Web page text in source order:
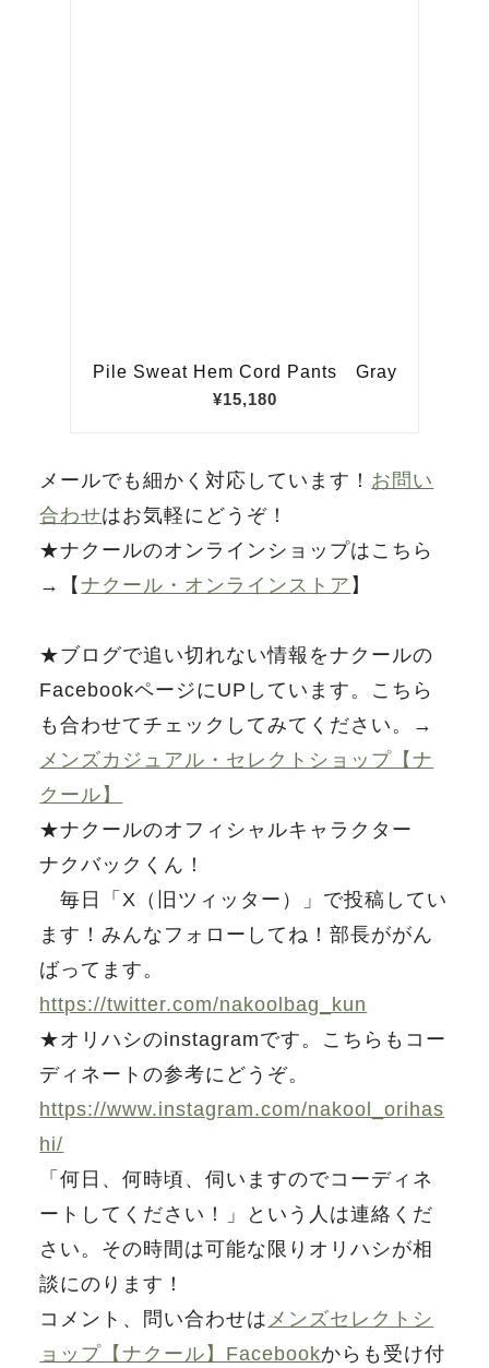
メールでも細かく対応しています！ お問い
合わせはお気軽にどうぞ！
★ナクールのオンラインショップはこちら
→【ナクール・オンラインストア 】
★ブログで追い切れない情報をナクールの
FacebookページにUPしています。こちら
も合わせてチェックしてみてください。→
メンズカジュアル・セレクトショップ【ナ
クール】
★ナクールのオフィシャルキャラクター
ナクバックくん！
毎日「X（旧ツィッター）」で投稿してい
ます！みんなフォローしてね！部長ががん
ばってます。
https://twitter.com/nakoolbag_kun
★オリハシのinstagramです。こちらもコー
ディネートの参考にどうぞ。
https://www.instagram.com/nakool_orihas
hi/
「何日、何時頃、伺いますのでコーディネ
ートしてください！」という人は連絡くだ
さい。その時間は可能な限りオリハシが相
談にのります！
コメント、問い合わせは メンズセレクトシ
ョップ【ナクール】Facebookからも受け付